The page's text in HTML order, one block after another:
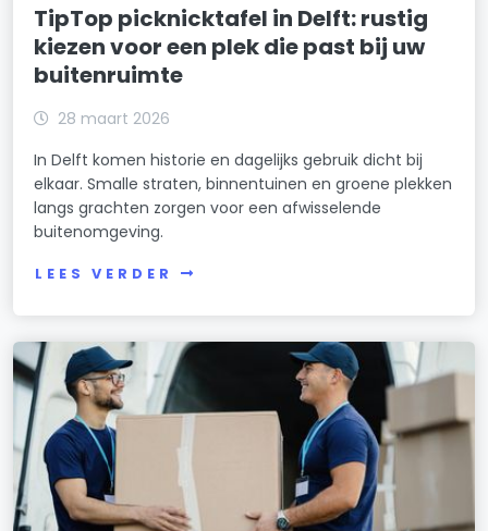
TipTop picknicktafel in Delft: rustig
kiezen voor een plek die past bij uw
buitenruimte
28 maart 2026
In Delft komen historie en dagelijks gebruik dicht bij
elkaar. Smalle straten, binnentuinen en groene plekken
langs grachten zorgen voor een afwisselende
buitenomgeving.
LEES VERDER